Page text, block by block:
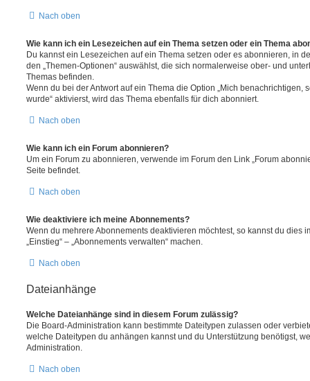
Nach oben
Wie kann ich ein Lesezeichen auf ein Thema setzen oder ein Thema
Du kannst ein Lesezeichen auf ein Thema setzen oder es abonnieren, in
den „Themen-Optionen“ auswählst, die sich normalerweise ober- und
Themas befinden.
Wenn du bei der Antwort auf ein Thema die Option „Mich benachrichtigen,
wurde“ aktivierst, wird das Thema ebenfalls für dich abonniert.
Nach oben
Wie kann ich ein Forum abonnieren?
Um ein Forum zu abonnieren, verwende im Forum den Link „Forum
Seite befindet.
Nach oben
Wie deaktiviere ich meine Abonnements?
Wenn du mehrere Abonnements deaktivieren möchtest, so kannst du dies
„Einstieg“ – „Abonnements verwalten“ machen.
Nach oben
Dateianhänge
Welche Dateianhänge sind in diesem Forum zulässig?
Die Board-Administration kann bestimmte Dateitypen zulassen oder
welche Dateitypen du anhängen kannst und du Unterstützung benötigst,
Administration.
Nach oben